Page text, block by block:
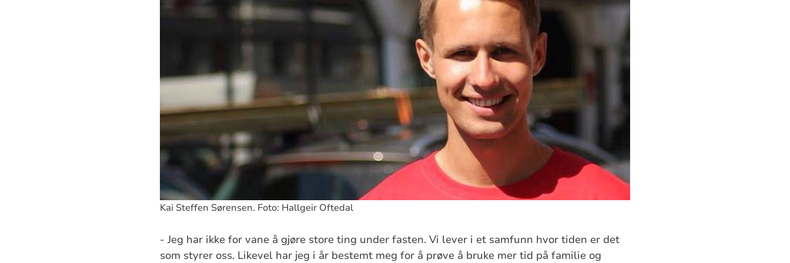
Kai Steffen Sørensen. Foto: Hallgeir Oftedal
- Jeg har ikke for vane å gjøre store ting under fasten. Vi lever i et samfunn hvor tiden er det
som styrer oss. Likevel har jeg i år bestemt meg for å prøve å bruke mer tid på familie og